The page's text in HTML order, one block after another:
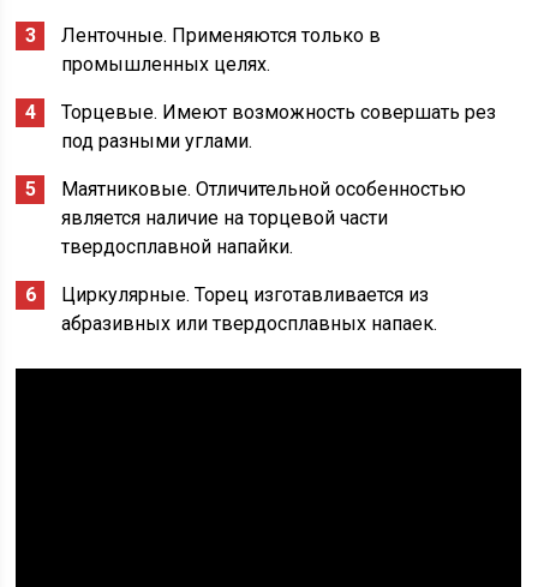
Ленточные. Применяются только в
промышленных целях.
Торцевые. Имеют возможность совершать рез
под разными углами.
Маятниковые. Отличительной особенностью
является наличие на торцевой части
твердосплавной напайки.
Циркулярные. Торец изготавливается из
абразивных или твердосплавных напаек.